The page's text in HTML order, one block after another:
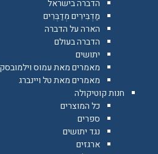
הדברה בישראל
מַדְבִּירִים מְדַבְּרִים
הארה על הדברה
הדברה בעולם
יתושים
מאמרים מאת עמוס
מאמרים מאת טל ויינברג
חנות קוטיקולה
כל המוצרים
ספרים
נגד יתושים
ארגזים